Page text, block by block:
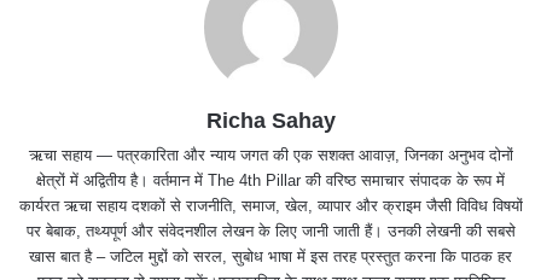
Richa Sahay
ऋचा सहाय — पत्रकारिता और न्याय जगत की एक सशक्त आवाज़, जिनका अनुभव दोनों
क्षेत्रों में अद्वितीय है। वर्तमान में The 4th Pillar की वरिष्ठ समाचार संपादक के रूप में
कार्यरत ऋचा सहाय दशकों से राजनीति, समाज, खेल, व्यापार और क्राइम जैसी विविध विषयों
पर बेबाक, तथ्यपूर्ण और संवेदनशील लेखन के लिए जानी जाती हैं। उनकी लेखनी की सबसे
खास बात है – जटिल मुद्दों को सरल, सुबोध भाषा में इस तरह प्रस्तुत करना कि पाठक हर